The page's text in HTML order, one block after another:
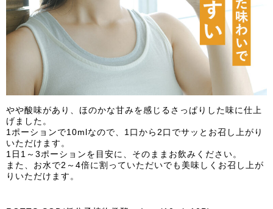
やや酸味があり、ほのかな甘みを感じるさっぱりした味に仕上
げました。
1ポーションで10mlなので、1口から2口でサッとお召し上がり
いただけます。
1日1～3ポーションを目安に、そのままお飲みください。
また、お水で2～4倍に割っていただいでも美味しくお召し上が
りいただけます。